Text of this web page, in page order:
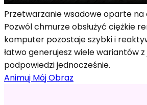
Przetwarzanie wsadowe oparte na
Pozwól chmurze obsłużyć ciężkie
komputer pozostaje szybki i
łatwo generujesz wiele wariantów
podpowiedzi jednocześnie.
Animuj Mój Obraz